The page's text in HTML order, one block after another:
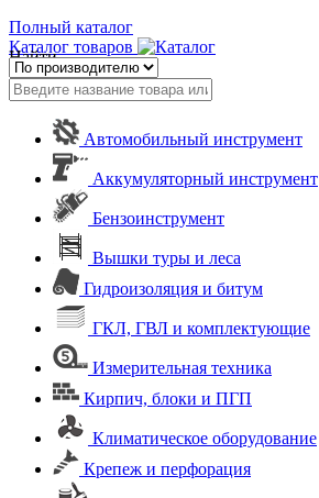
Полный каталог
Каталог товаров
Найти
Автомобильный инструмент
Аккумуляторный инструмент
Бензоинструмент
Вышки туры и леса
Гидроизоляция и битум
ГКЛ, ГВЛ и комплектующие
Измерительная техника
Кирпич, блоки и ПГП
Климатическое оборудование
Крепеж и перфорация